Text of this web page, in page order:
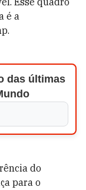
é a
das últimas
do
para o